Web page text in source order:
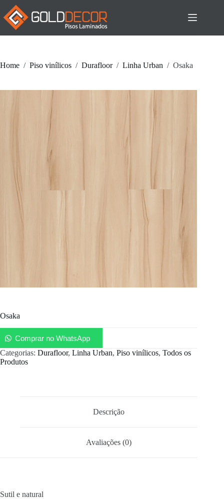
Pular
para
conteúdo
Home / Piso vinílicos / Durafloor / Linha Urban / Osaka
Osaka
Comprar no WhatsApp
Categorias: Durafloor, Linha Urban, Piso vinílicos, Todos os
Produtos
Descrição
Avaliações (0)
Sutil e natural